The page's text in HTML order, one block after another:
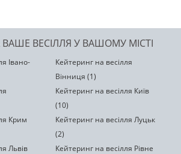
ВЕСІЛЛЯ У ВАШОМУ МІСТІ
Івано-
Кейтеринг на весілля
Вінниця (1)
Кейтеринг на весілля Київ
(10)
Крим
Кейтеринг на весілля Луцьк
(2)
Львів
Кейтеринг на весілля Рівне